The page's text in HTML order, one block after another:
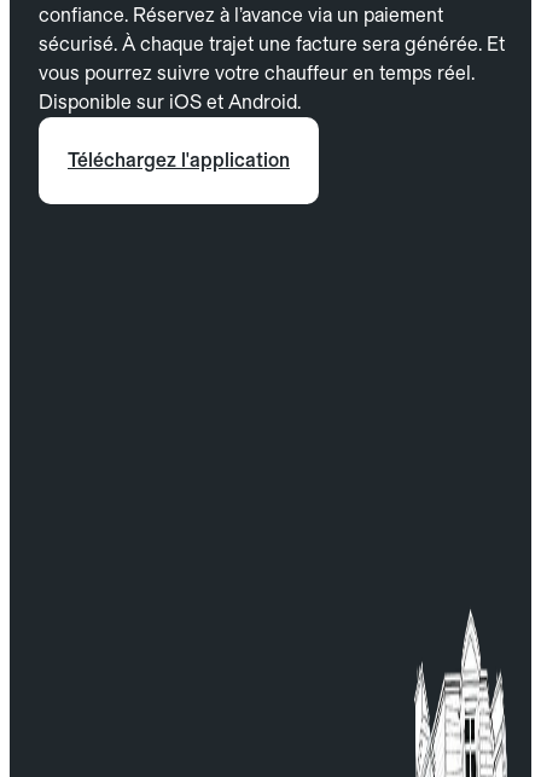
confiance. Réservez à l’avance via un paiement
sécurisé. À chaque trajet une facture sera générée. Et
vous pourrez suivre votre chauffeur en temps réel.
Disponible sur iOS et Android.
Téléchargez l'application